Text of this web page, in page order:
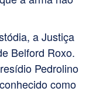
a Justiça
Belford Roxo.
Pedrolino
como